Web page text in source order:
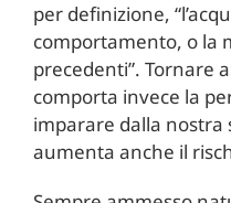
per definizione,
comportamento, o la
precedenti”. Tornare
comporta invece la
imparare dalla nostra
aumenta anche il